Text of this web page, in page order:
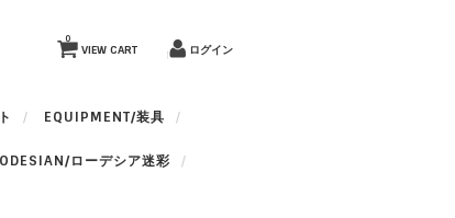
VIEW CART
0
ログイン
EQUIPMENT/装具
ローデシア迷彩